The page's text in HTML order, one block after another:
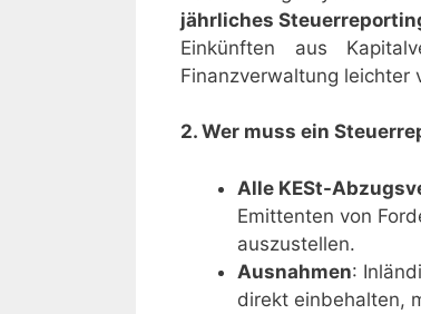
jährliches
Einkünften aus
Finanzverwaltung leichter
2. Wer muss ein
Alle KESt-
Emittenten von
auszustellen.
Ausnahmen:
direkt einbehalten,